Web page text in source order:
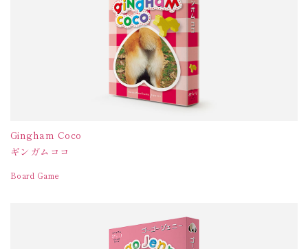
Gingham Coco
ギンガムココ
Board Game